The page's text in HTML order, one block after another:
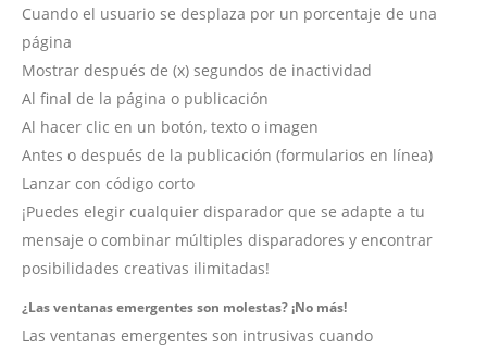
Cuando el usuario se desplaza por un porcentaje de una
página
Mostrar después de (x) segundos de inactividad
Al final de la página o publicación
Al hacer clic en un botón, texto o imagen
Antes o después de la publicación (formularios en línea)
Lanzar con código corto
¡Puedes elegir cualquier disparador que se adapte a tu
mensaje o combinar múltiples disparadores y encontrar
posibilidades creativas ilimitadas!
¿Las ventanas emergentes son molestas? ¡No más!
Las ventanas emergentes son intrusivas cuando